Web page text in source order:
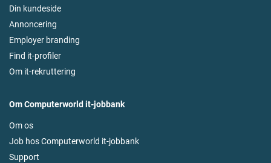
Din kundeside
Annoncering
Employer branding
Find it-profiler
Om it-rekruttering
Om Computerworld it-jobbank
Om os
Job hos Computerworld it-jobbank
Support